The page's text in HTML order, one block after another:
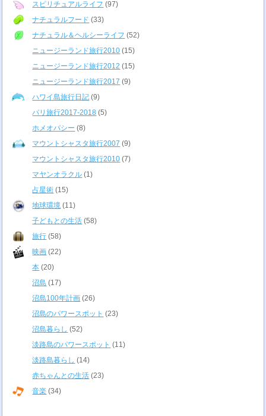
スピリチュアルライフ (97)
ナチュラルフード (33)
ナチュラル＆ヘルシーライフ (52)
ニュージーランド旅行2010 (15)
ニュージーランド旅行2012 (15)
ニュージーランド旅行2017 (9)
ハワイ島旅行日記 (9)
パリ旅行2017-2018 (5)
ホメオパシー (8)
マウントシャスタ旅行2007 (9)
マウントシャスタ旅行2010 (7)
マヤンオラクル (1)
占星術 (15)
地球環境 (11)
子どもとの生活 (58)
旅行 (58)
映画 (22)
本 (20)
沼島 (17)
沼島100年計画 (26)
沼島のパワースポット (23)
沼島暮らし (52)
淡路島のパワースポット (11)
淡路島暮らし (14)
赤ちゃんとの生活 (23)
音楽 (34)